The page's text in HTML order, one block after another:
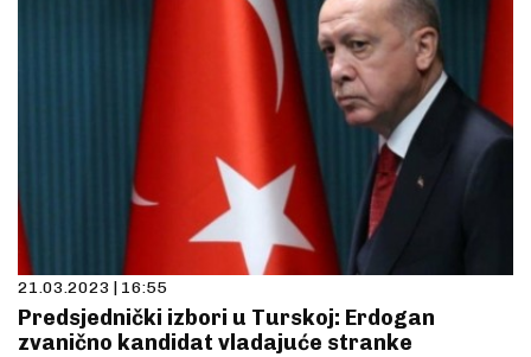
21.03.2023 | 16:55
Predsjednički izbori u Turskoj: Erdogan
zvanično kandidat vladajuće stranke